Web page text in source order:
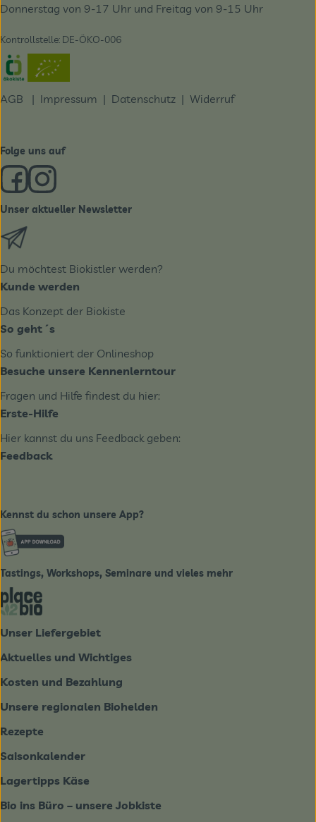
Donnerstag von 9-17 Uhr und Freitag von 9-15 Uhr
Kontrollstelle: DE-ÖKO-006
Externer Link zu https://www.oekokiste.de/
AGB | Impressum | Datenschutz | Widerruf
Folge uns auf
Externer Link zu https://www.facebook.com/derBiobote/
Externer Link zu https://www.instagram.com/
Unser aktueller Newsletter
Du möchtest Biokistler werden?
Kunde werden
Das Konzept der Biokiste
So geht´s
So funktioniert der Onlineshop
Besuche unsere Kennenlerntour
Fragen und Hilfe findest du hier:
Erste-Hilfe
Hier kannst du uns Feedback geben:
Feedback
Kennst du schon unsere App?
Externer Link zu https://www.biobote-
Tastings, Workshops, Seminare und vieles mehr
Externer Link zu https://place2bio.de/
Unser Liefergebiet
Aktuelles und Wichtiges
Kosten und Bezahlung
Unsere regionalen Biohelden
Rezepte
Saisonkalender
Lagertipps Käse
Bio ins Büro – unsere Jobkiste